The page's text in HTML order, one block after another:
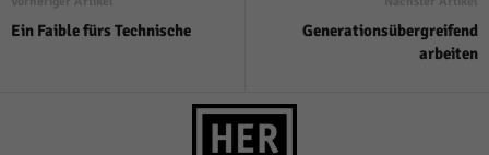
Ein Faible fürs Technische
Generationsübergreifend
arbeiten